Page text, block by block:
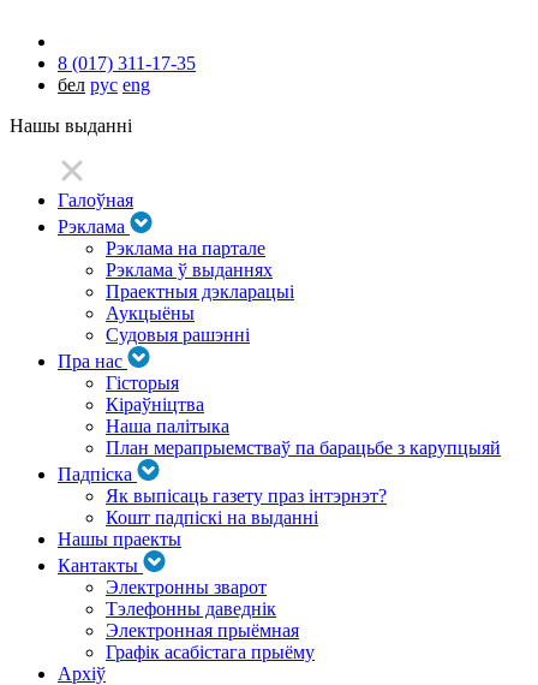
8 (017) 311-17-35
бел рус eng
Нашы выданні
Галоўная
Рэклама
Рэклама на партале
Рэклама ў выданнях
Праектныя дэкларацыі
Аукцыёны
Судовыя рашэнні
Пра нас
Гісторыя
Кіраўніцтва
Наша палітыка
План мерапрыемстваў па барацьбе з карупцыяй
Падпіска
Як выпісаць газету праз інтэрнэт?
Кошт падпіскі на выданні
Нашы праекты
Кантакты
Электронны зварот
Тэлефонны даведнік
Электронная прыёмная
Графік асабістага прыёму
Архіў